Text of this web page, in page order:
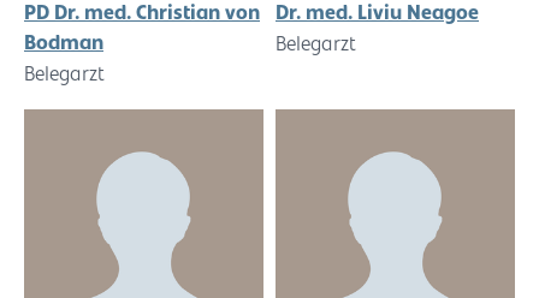
PD Dr. med. Christian von
Bodman
Belegarzt
Dr. med. Liviu Neagoe
Belegarzt